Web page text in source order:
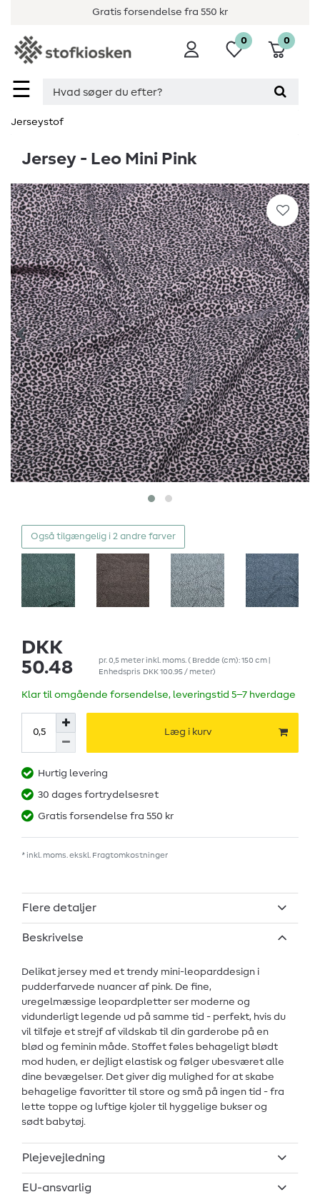
Gratis forsendelse fra 550 kr
☰
0 0
Jerseystof
Jersey - Leo Mini Pink
Også tilgængelig i 2 andre farver
DKK
50.48
pr. 0,5 meterinkl. moms. ( Bredde (cm): 150 cm |
Enhedspris DKK 100.95 / meter)
Klar til omgående forsendelse, leveringstid 5–7 hverdage
Læg i kurv
Hurtig levering
30 dages fortrydelsesret
Gratis forsendelse fra 550 kr
* inkl. moms. ekskl. Fragtomkostninger
Flere detaljer
Beskrivelse
Delikat jersey med et trendy mini-leoparddesign i
pudderfarvede nuancer af pink. De fine,
uregelmæssige leopardpletter ser moderne og
vidunderligt legende ud på samme tid - perfekt, hvis du
vil tilføje et strejf af vildskab til din garderobe på en
blød og feminin måde. Stoffet føles behageligt blødt
mod huden, er dejligt elastisk og følger ubesværet alle
dine bevægelser. Det giver dig mulighed for at skabe
behagelige favoritter til store og små på ingen tid - fra
lette toppe og luftige kjoler til hyggelige bukser og
sødt babytøj.
Plejevejledning
EU-ansvarlig